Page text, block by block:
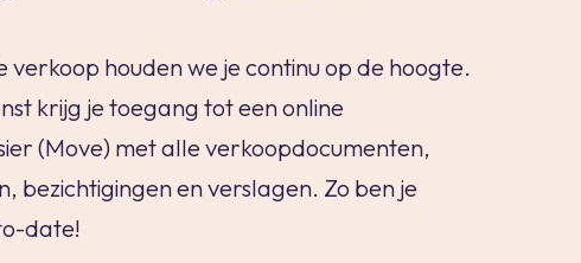
verkoop houden we je continu op de hoogte.
krijg je toegang tot een online
(Move) met alle verkoopdocumenten,
bezichtigingen en verslagen. Zo ben je
date!